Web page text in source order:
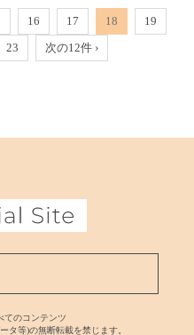
16 17 18
19
23 次の12件 ›
てのコンテンツ
タ等)の無断転載を禁じます。